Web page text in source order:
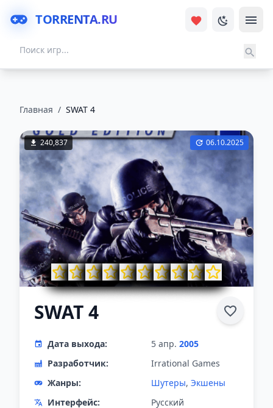
TORRENTA.RU
Главная / SWAT 4
240,837 06.10.2025
SWAT 4
Дата выхода: 5 апр. 2005
Разработчик:
Irrational Games
Жанры:
Шутеры, Экшены
Интерфейс:
Русский